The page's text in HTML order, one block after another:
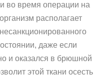
во время операции на
располагает
даже если
и оказался в брюшной
этой ткани осесть